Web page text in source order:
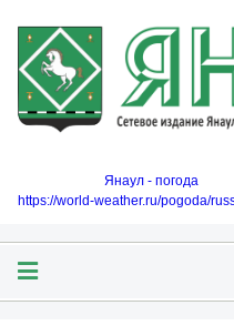
Янаул - погода
https://world-weather.ru/pogoda/